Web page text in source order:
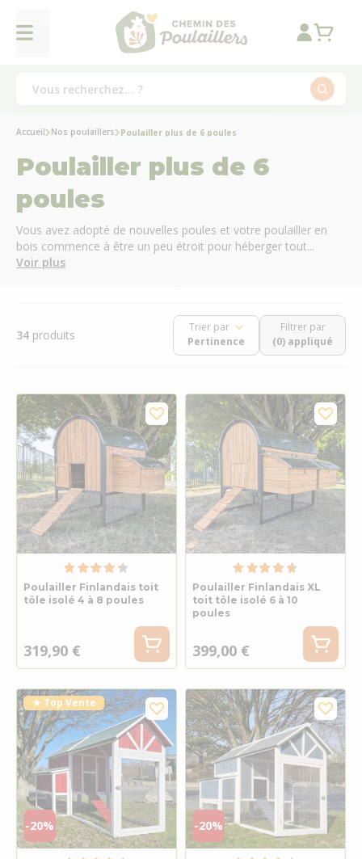
Accueil Nos poulaillers Poulailler plus de 6 poules
Poulailler plus de 6
poules
Vous avez adopté de nouvelles poules et votre poulailler en
bois commence à être un peu étroit pour héberger tout...
Voir plus
34 produits
Trier par
Filtrer par
(0) appliqué
Poulailler Finlandais toit
tôle isolé 4 à 8 poules
319,90 €
Poulailler Finlandais XL
toit tôle isolé 6 à 10
poules
399,00 €
★ Top Vente
-20% -20%